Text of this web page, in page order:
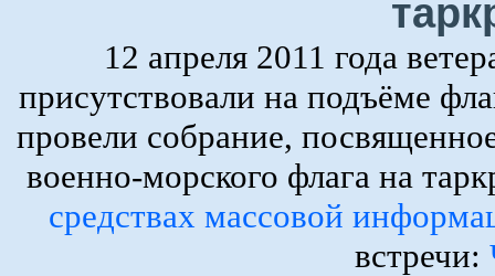
12 апреля 2011 года
присутствовали на подъёме
провели собрание,
военно-морского флага на
средствах массовой
встречи: